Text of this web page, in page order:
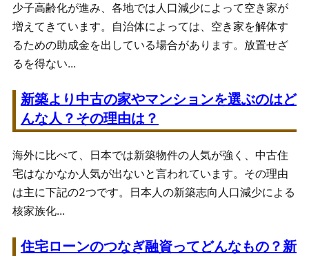
少子高齢化が進み、各地では人口減少によって空き家が
増えてきています。自治体によっては、空き家を解体す
るための助成金を出している場合があります。放置せざ
るを得ない...
新築より中古の家やマンションを選ぶのはど
んな人？その理由は？
海外に比べて、日本では新築物件の人気が強く、中古住
宅はなかなか人気が出ないと言われています。その理由
は主に下記の2つです。日本人の新築志向人口減少による
核家族化...
住宅ローンのつなぎ融資ってどんなもの？新